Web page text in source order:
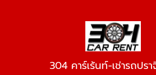
304 คาร์เร้นท์-เช่ารถปร